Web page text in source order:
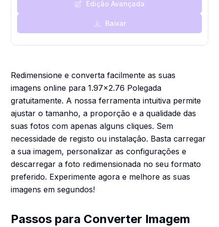
Edição Avançada
Baixar
Redimensione e converta facilmente as suas
imagens online para 1.97x2.76 Polegada
gratuitamente. A nossa ferramenta intuitiva permite
ajustar o tamanho, a proporção e a qualidade das
suas fotos com apenas alguns cliques. Sem
necessidade de registo ou instalação. Basta carregar
a sua imagem, personalizar as configurações e
descarregar a foto redimensionada no seu formato
preferido. Experimente agora e melhore as suas
imagens em segundos!
Passos para Converter Imagem